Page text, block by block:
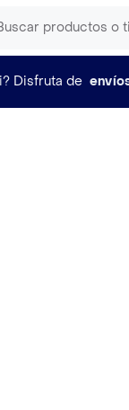
Disfruta de